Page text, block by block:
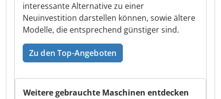
interessante Alternative zu einer
Neuinvestition darstellen können, sowie ältere
Modelle, die entsprechend günstiger sind.
Zu den Top-Angeboten
Weitere gebrauchte Maschinen entdecken